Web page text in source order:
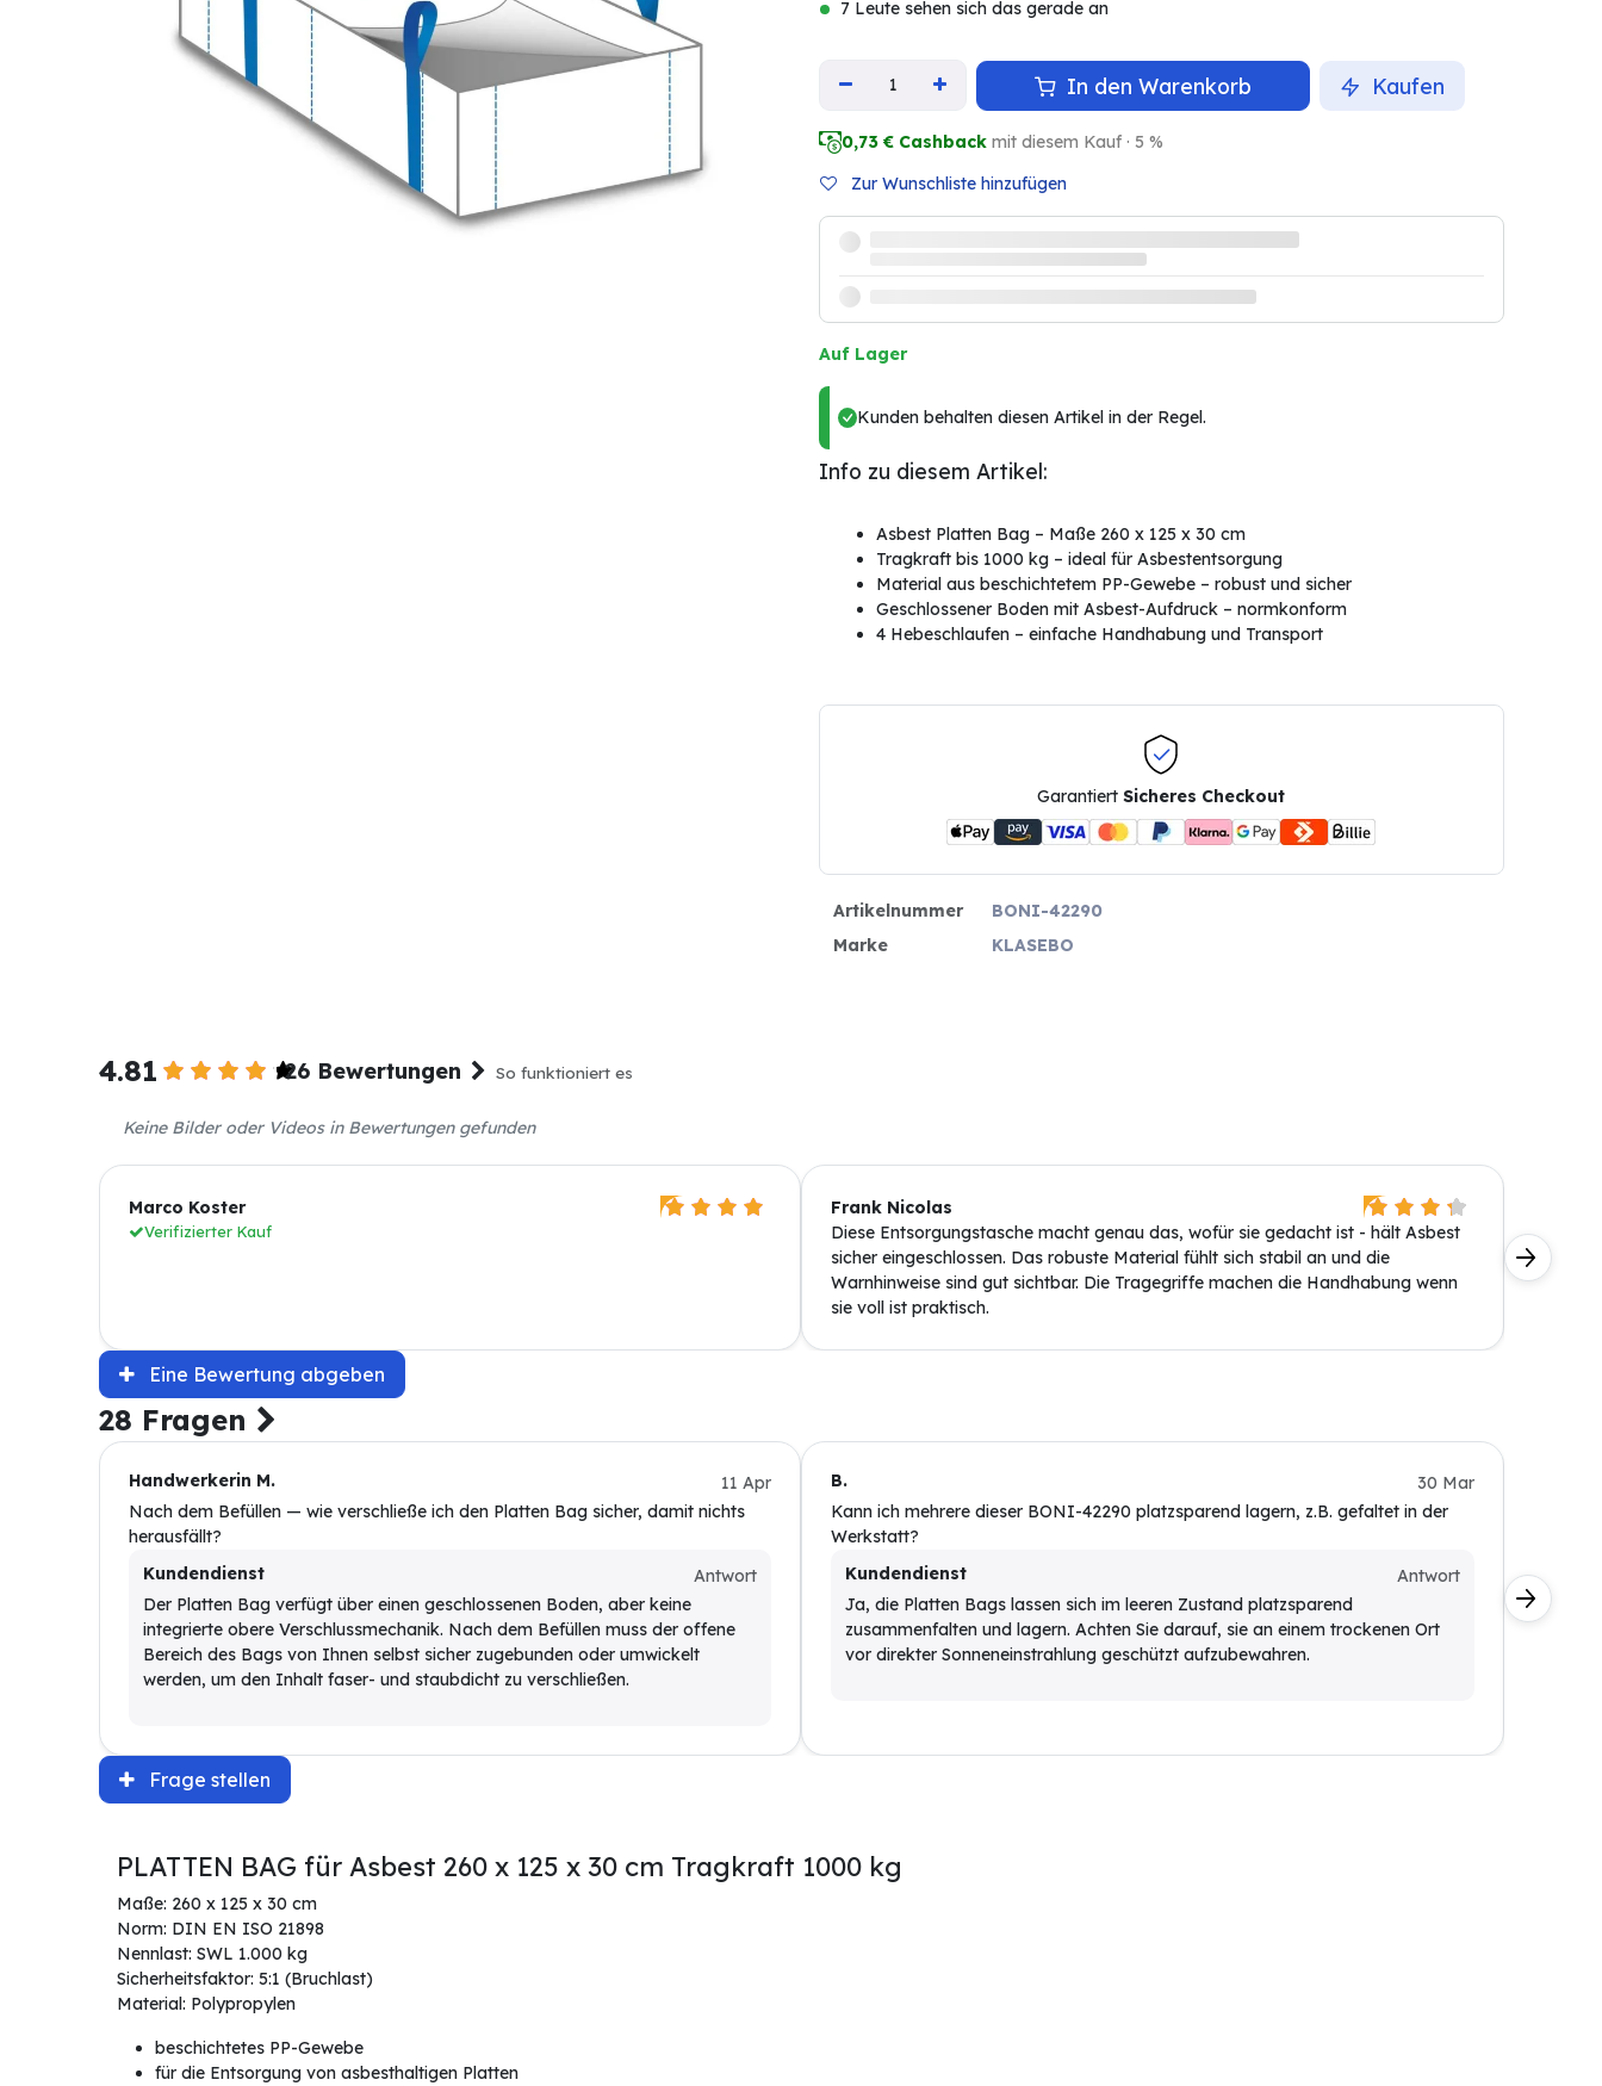
7 Leute sehen sich das gerade an
In den Warenkorb Kaufen
0,73 € Cashback mit diesem Kauf · 5 %
Zur Wunschliste hinzufügen
Auf Lager
Kunden behalten diesen Artikel in der Regel.
Info zu diesem Artikel:
Asbest Platten Bag – Maße 260 x 125 x 30 cm
Tragkraft bis 1000 kg – ideal für Asbestentsorgung
Material aus beschichtetem PP-Gewebe – robust und sicher
Geschlossener Boden mit Asbest-Aufdruck – normkonform
4 Hebeschlaufen – einfache Handhabung und Transport
GarantiertSicheres Checkout
Artikelnummer
BONI-42290
Marke
KLASEBO
4.81 26 Bewertungen So funktioniert es
Keine Bilder oder Videos in Bewertungen gefunden
Marco Koster
Verifizierter Kauf
Frank Nicolas
Diese Entsorgungstasche macht genau das, wofür sie gedacht ist - hält Asbest
sicher eingeschlossen. Das robuste Material fühlt sich stabil an und die
Warnhinweise sind gut sichtbar. Die Tragegriffe machen die Handhabung wenn
sie voll ist praktisch.
Diese
Eine Bewertung abgeben
28 Fragen
Handwerkerin M.
11 Apr
Nach dem Befüllen — wie verschließe ich den Platten Bag sicher, damit nichts
herausfällt?
Kundendienst
Antwort
Der Platten Bag verfügt über einen geschlossenen Boden, aber keine
integrierte obere Verschlussmechanik. Nach dem Befüllen muss der offene
Bereich des Bags von Ihnen selbst sicher zugebunden oder umwickelt
werden, um den Inhalt faser- und staubdicht zu verschließen.
B.
30 Mar
Kann ich mehrere dieser BONI-42290 platzsparend lagern, z.B. gefaltet in der
Werkstatt?
Kundendienst
Antwort
Ja, die Platten Bags lassen sich im leeren Zustand platzsparend
zusammenfalten und lagern. Achten Sie darauf, sie an einem trockenen Ort
vor direkter Sonneneinstrahlung geschützt aufzubewahren.
Frage stellen
PLATTEN BAG für Asbest 260 x 125 x 30 cm Tragkraft 1000 kg
Maße: 260 x 125 x 30 cm
Norm: DIN EN ISO 21898
Nennlast: SWL 1.000 kg
Sicherheitsfaktor: 5:1 (Bruchlast)
Material: Polypropylen
beschichtetes PP-Gewebe
für die Entsorgung von asbesthaltigen Platten